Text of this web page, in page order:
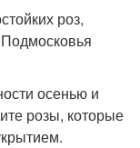
роз,
осенью и
розы, которые